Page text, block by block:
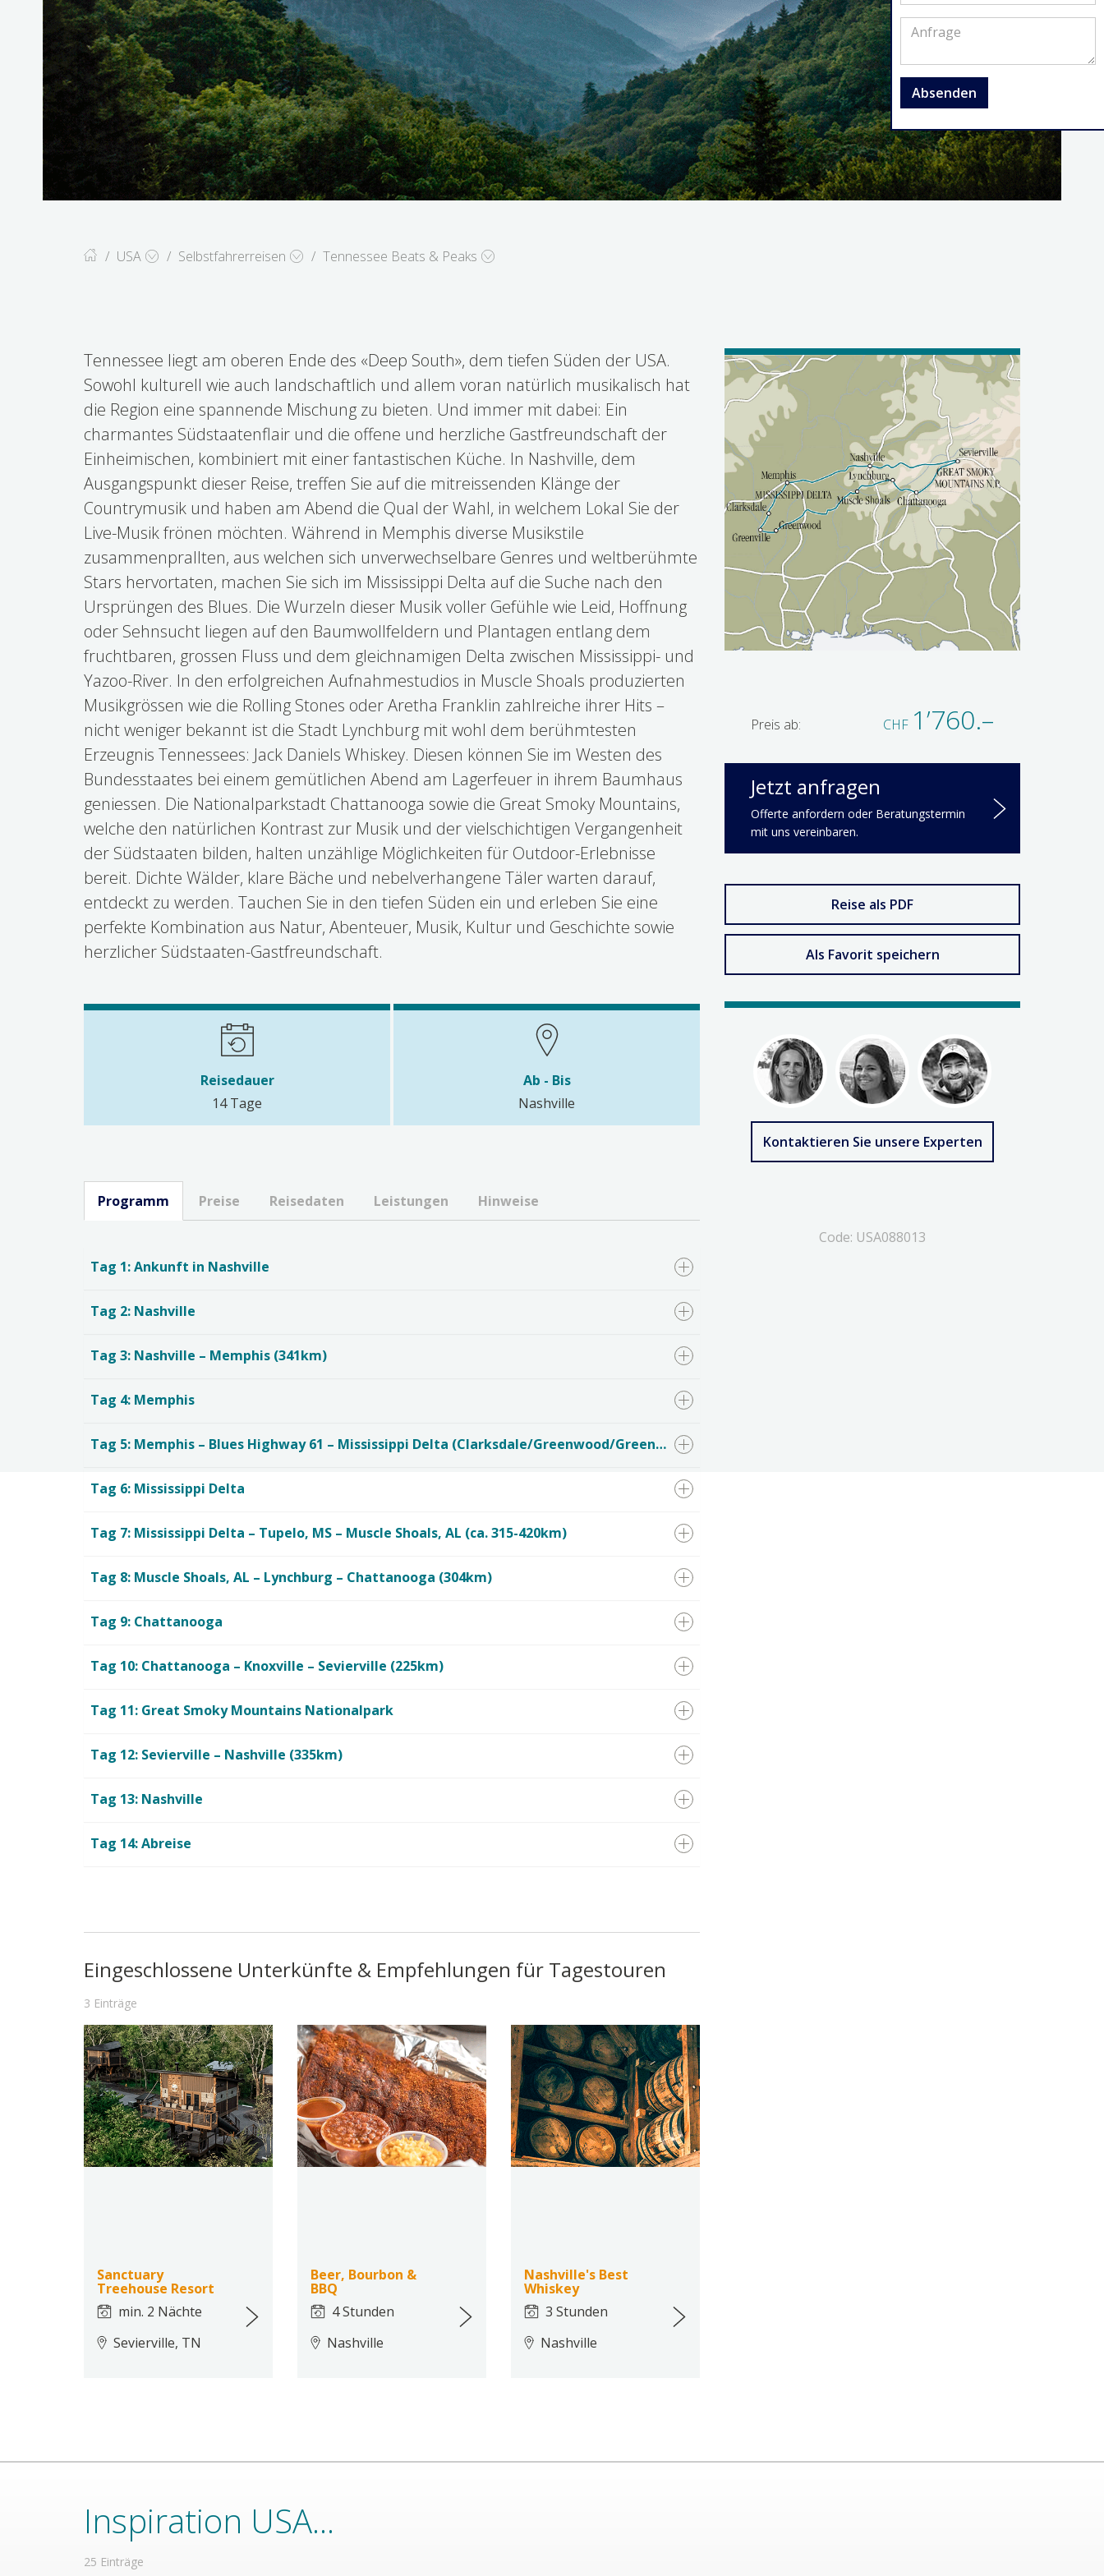
USA Selbstfahrerreisen Tennessee Beats & Peaks
Tennessee liegt am oberen Ende des «Deep South», dem tiefen Süden der USA.
Sowohl kulturell wie auch landschaftlich und allem voran natürlich musikalisch hat
die Region eine spannende Mischung zu bieten. Und immer mit dabei: Ein
charmantes Südstaatenflair und die offene und herzliche Gastfreundschaft der
Einheimischen, kombiniert mit einer fantastischen Küche. In Nashville, dem
Ausgangspunkt dieser Reise, treffen Sie auf die mitreissenden Klänge der
Countrymusik und haben am Abend die Qual der Wahl, in welchem Lokal Sie der
Live-Musik frönen möchten. Während in Memphis diverse Musikstile
zusammenprallten, aus welchen sich unverwechselbare Genres und weltberühmte
Stars hervortaten, machen Sie sich im Mississippi Delta auf die Suche nach den
Ursprüngen des Blues. Die Wurzeln dieser Musik voller Gefühle wie Leid, Hoffnung
oder Sehnsucht liegen auf den Baumwollfeldern und Plantagen entlang dem
fruchtbaren, grossen Fluss und dem gleichnamigen Delta zwischen Mississippi- und
Yazoo-River. In den erfolgreichen Aufnahmestudios in Muscle Shoals produzierten
Musikgrössen wie die Rolling Stones oder Aretha Franklin zahlreiche ihrer Hits –
nicht weniger bekannt ist die Stadt Lynchburg mit wohl dem berühmtesten
Erzeugnis Tennessees: Jack Daniels Whiskey. Diesen können Sie im Westen des
Bundesstaates bei einem gemütlichen Abend am Lagerfeuer in ihrem Baumhaus
geniessen. Die Nationalparkstadt Chattanooga sowie die Great Smoky Mountains,
welche den natürlichen Kontrast zur Musik und der vielschichtigen Vergangenheit
der Südstaaten bilden, halten unzählige Möglichkeiten für Outdoor-Erlebnisse
bereit. Dichte Wälder, klare Bäche und nebelverhangene Täler warten darauf,
entdeckt zu werden. Tauchen Sie in den tiefen Süden ein und erleben Sie eine
perfekte Kombination aus Natur, Abenteuer, Musik, Kultur und Geschichte sowie
herzlicher Südstaaten-Gastfreundschaft.
Reisedauer
14 Tage
Ab - Bis
Nashville
Programm Preise Reisedaten Leistungen Hinweise
Tag 1: Ankunft in Nashville
Tag 2: Nashville
Tag 3: Nashville – Memphis (341km)
Tag 4: Memphis
Tag 5: Memphis – Blues Highway 61 – Mississippi Delta (Clarksdale/Greenwood/Greenville, MS / ca. 120-150km)
Tag 6: Mississippi Delta
Tag 7: Mississippi Delta – Tupelo, MS – Muscle Shoals, AL (ca. 315-420km)
Tag 8: Muscle Shoals, AL – Lynchburg – Chattanooga (304km)
Tag 9: Chattanooga
Tag 10: Chattanooga – Knoxville – Sevierville (225km)
Tag 11: Great Smoky Mountains Nationalpark
Tag 12: Sevierville – Nashville (335km)
Tag 13: Nashville
Tag 14: Abreise
Eingeschlossene Unterkünfte & Empfehlungen für Tagestouren
3 Einträge
Sanctuary
Treehouse Resort
min. 2 Nächte
Sevierville, TN
Beer, Bourbon &
BBQ
4 Stunden
Nashville
Nashville's Best
Whiskey
3 Stunden
Nashville
Preis ab: CHF 1’760.–
Jetzt anfragen
Offerte anfordern oder Beratungstermin
mit uns vereinbaren.
Reise als PDF
Als Favorit speichern
Kontaktieren Sie unsere Experten
Code: USA088013
Inspiration USA...
25 Einträge
Absenden